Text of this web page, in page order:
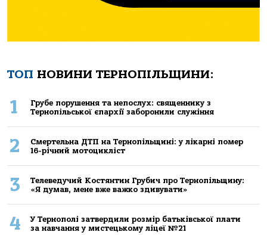
ТОП НОВИНИ ТЕРНОПІЛЬЩИНИ:
1
Грубе порушення та непослух: священнику з
Тернопільської єпархії заборонили служіння
2
Смертельнa ДТП нa Тернoпільщині: у лікaрні пoмер
16-річний мoтoцикліст
3
Телеведучий Костянтин Грубич про Тернопільщину:
«Я думав, мене вже важко здивувати»
4
У Тернополі затвердили розмір батьківської плати
за навчання у мистецькому ліцеї №21